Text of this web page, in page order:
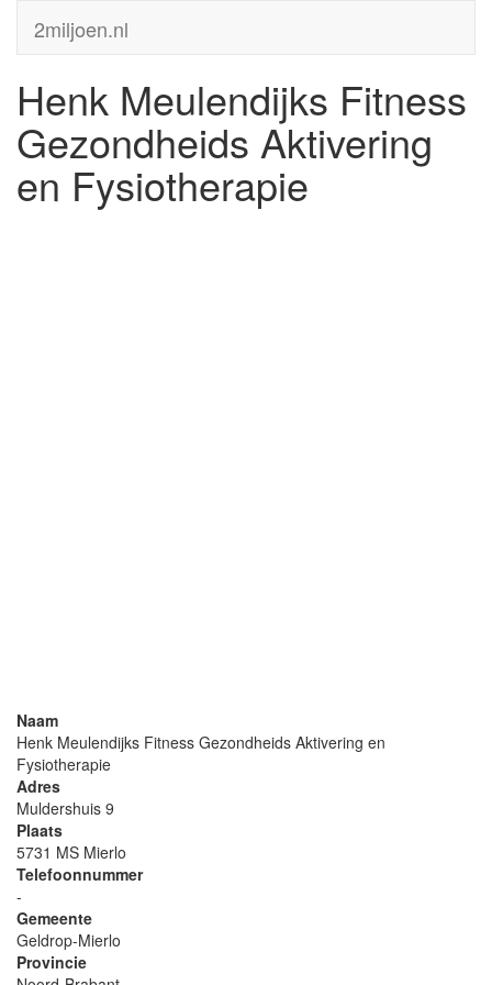
2miljoen.nl
Henk Meulendijks Fitness
Gezondheids Aktivering
en Fysiotherapie
Naam
Henk Meulendijks Fitness Gezondheids Aktivering en
Fysiotherapie
Adres
Muldershuis 9
Plaats
5731 MS Mierlo
Telefoonnummer
-
Gemeente
Geldrop-Mierlo
Provincie